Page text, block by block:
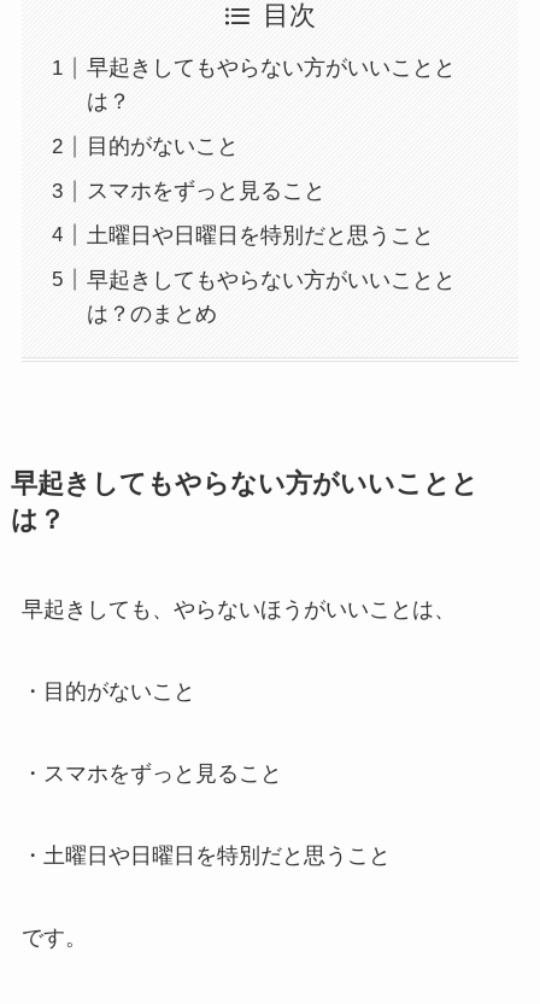
目次
早起きしてもやらない方がいいことと
は？
目的がないこと
スマホをずっと見ること
土曜日や日曜日を特別だと思うこと
早起きしてもやらない方がいいことと
は？のまとめ
早起きしてもやらない方がいいことと
は？
早起きしても、やらないほうがいいことは、
・目的がないこと
・スマホをずっと見ること
・土曜日や日曜日を特別だと思うこと
です。